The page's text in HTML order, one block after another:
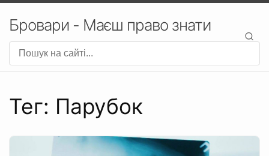
Бровари - Маєш право знати
Тег: Парубок